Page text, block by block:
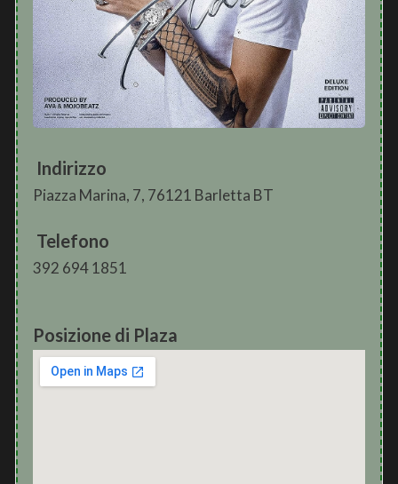
Indirizzo
Piazza Marina, 7, 76121 Barletta BT
Telefono
392 694 1851
Posizione di Plaza